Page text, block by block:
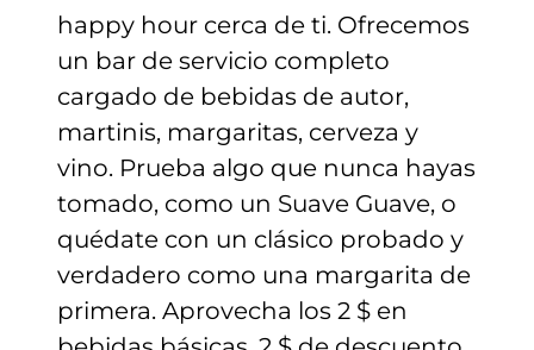
happy hour cerca de ti. Ofrecemos
un bar de servicio completo
cargado de bebidas de autor,
martinis, margaritas, cerveza y
vino. Prueba algo que nunca hayas
tomado, como un Suave Guave, o
quédate con un clásico probado y
verdadero como una margarita de
primera. Aprovecha los 2 $ en